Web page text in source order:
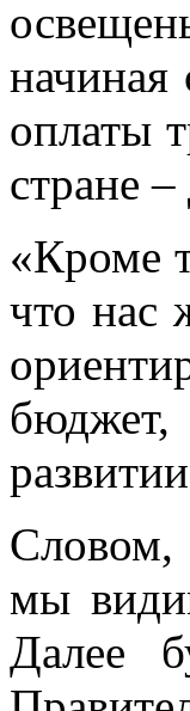
оплаты
стране
«Кроме
что нас
Словом,
мы
Далее